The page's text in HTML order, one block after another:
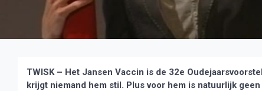
TWISK – Het Jansen Vaccin is de 32e
krijgt niemand hem stil. Plus voor hem is natuurlijk